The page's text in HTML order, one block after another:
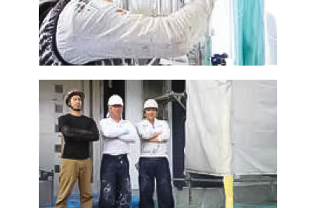
会社概要
プライバシーポリシー
お問い合わせ・ご来店予約・見積依頼
お知らせ